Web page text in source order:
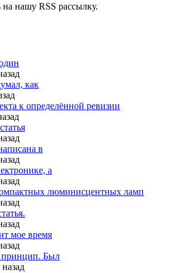
нашу RSS рассылку.
как
к определённой ревизии
в
а
люминисцентных ламп
мое время
принцип. Был